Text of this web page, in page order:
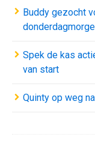
Buddy gezocht
Spek de kas
van start
Quinty op weg